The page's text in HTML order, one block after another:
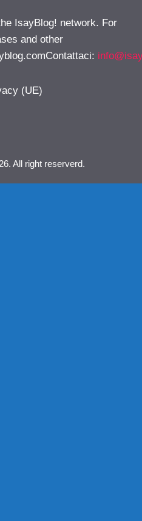
IsayBlog! network. For
and other
:
(UE)
All right reserverd.